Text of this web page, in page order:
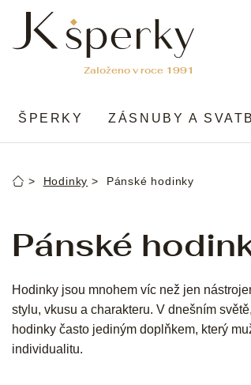
obsah
ŠPERKY ZÁSNUBY A
DomůHodinky Pánské hodinky
Pánské
Hodinky jsou mnohem víc než jen
stylu, vkusu a charakteru. V dnešním
hodinky často jediným doplňkem, který
individualitu.